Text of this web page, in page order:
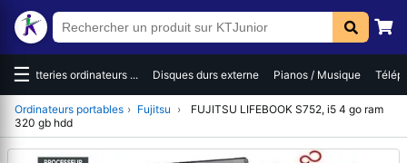
☰Batteries ordinateurs ... Disques durs externe Pianos / Musique
Ordinateurs portables › Fujitsu ›
FUJITSU LIFEBOOK S752, i5 4 go ram
320 gb hdd